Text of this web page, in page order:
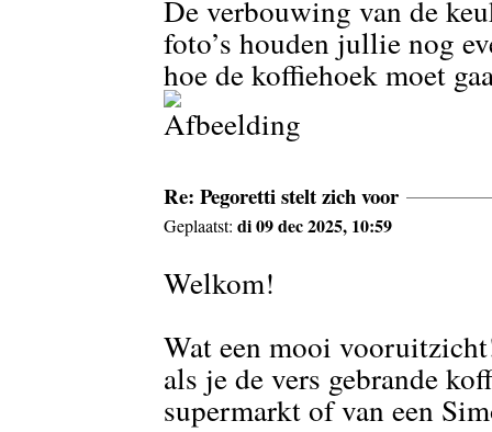
De verbouwing van de
foto’s houden jullie nog
hoe de koffiehoek moet
Re: Pegoretti stelt zich voor
Geplaatst:di 09 dec 2025, 10:59
Welkom!
Wat een mooi
als je de vers gebrande
supermarkt of van een